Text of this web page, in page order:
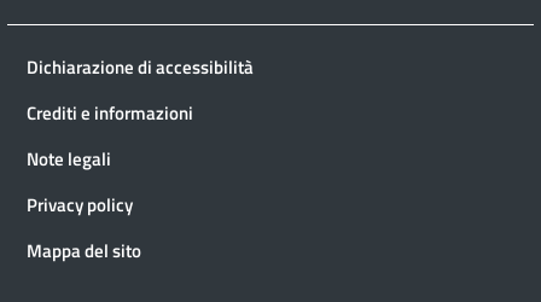
Dichiarazione di accessibilità
Crediti e informazioni
Note legali
Privacy policy
Mappa del sito